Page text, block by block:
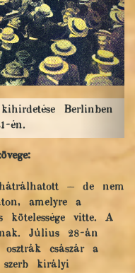
nők
— de nem
amelyre a
kötelessége vitte. A
Július 28-án
császár a
szerb királyi